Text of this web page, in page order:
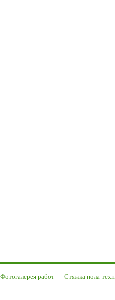
Фотогалерея работ Стяжка пола-